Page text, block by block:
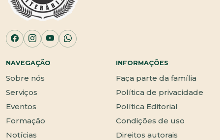
NAVEGAÇÃO
Sobre nós
Serviços
Eventos
Formação
Notícias
INFORMAÇÕES
Faça parte da família
Política de privacidade
Política Editorial
Condições de uso
Direitos autorais